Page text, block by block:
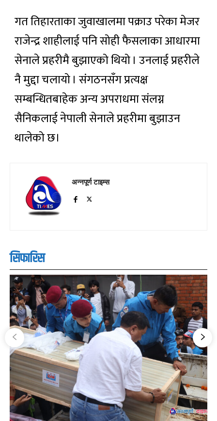
गत तिहारताका जुवाखालमा पक्राउ परेका मेजर
राजेन्द्र शाहीलाई पनि सोही फैसलाका आधारमा
सेनाले प्रहरीमै बुझाएको थियो । उनलाई प्रहरीले
नै मुद्दा चलायो । संगठनसँग प्रत्यक्ष
सम्बन्धितबाहेक अन्य अपराधमा संलग्न
सैनिकलाई नेपाली सेनाले प्रहरीमा बुझाउन
थालेको छ।
अन्नपूर्ण टाइम्स
सिफारिस